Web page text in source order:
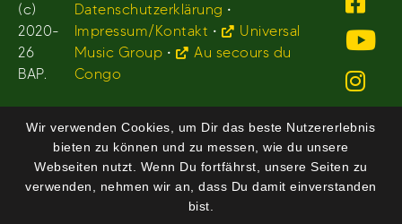
(c)
2020-
26
BAP.
Datenschutzerklärung •
Impressum/Kontakt •
Universal
Music Group •
Au secours du
Congo
Wir verwenden Cookies, um Dir das beste Nutzererlebnis
bieten zu können und zu messen, wie du unsere
Webseiten nutzt. Wenn Du fortfährst, unsere Seiten zu
verwenden, nehmen wir an, dass Du damit einverstanden
bist.